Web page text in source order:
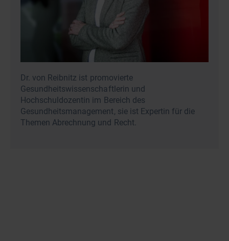
Dr. von Reibnitz ist promovierte
Gesundheitswissenschaftlerin und
Hochschuldozentin im Bereich des
Gesundheitsmanagement, sie ist Expertin für die
Themen Abrechnung und Recht.